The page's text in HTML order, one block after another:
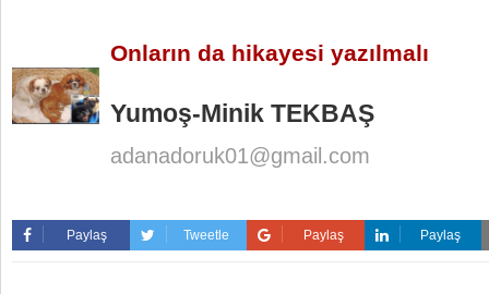
Onların da hikayesi yazılmalı
Yumoş-Minik TEKBAŞ
adanadoruk01@gmail.com
Paylaş Tweetle Paylaş Paylaş